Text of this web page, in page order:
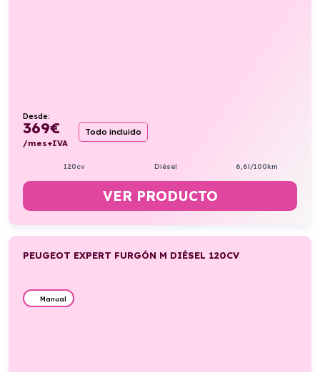
Desde:
369€
/mes+IVA
Todo incluido
120cv Diésel 6,6l/100km
VER PRODUCTO
PEUGEOT EXPERT FURGÓN M DIÉSEL 120CV
Manual